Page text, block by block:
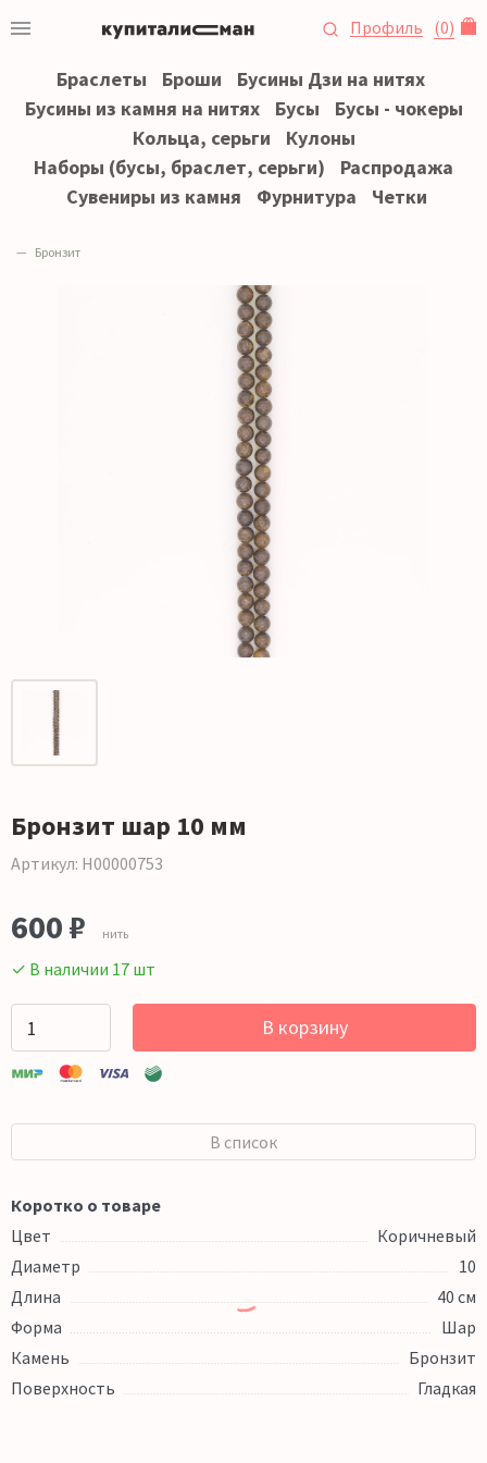
Профиль (0)
Браслеты Броши
Бусины Дзи на нитях
Бусины из камня на нитях
Бусы
Бусы - чокеры
Кольца, серьги
Кулоны
Наборы (бусы, браслет, серьги)
Распродажа
Сувениры из камня
Фурнитура Четки
Бронзит
Бронзит шар 10 мм
Артикул: Н00000753
600 ₽ нить
✓ В наличии 17 шт
В корзину
В список
Коротко о товаре
Цвет
Коричневый
Диаметр
10
Длина
40 см
Форма
Шар
Камень
Бронзит
Поверхность
Гладкая